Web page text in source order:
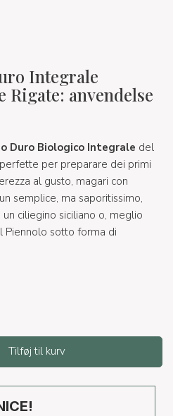
Integrale
anvendelse
Duro Biologico Integrale del
per preparare dei primi
al gusto, magari con
semplice, ma saporitissimo,
ciliegino siciliano o, meglio
Piennolo sotto forma di
Tilføj til kurv